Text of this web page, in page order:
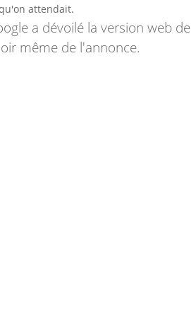
attendait.
a dévoilé la version web de
même de l'annonce.